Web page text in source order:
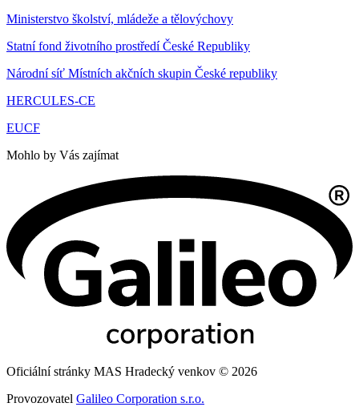
Ministerstvo školství, mládeže a tělovýchovy
Statní fond životního prostředí České Republiky
Národní síť Místních akčních skupin České republiky
HERCULES-CE
EUCF
Mohlo by Vás zajímat
Oficiální stránky MAS Hradecký venkov © 2026
Provozovatel Galileo Corporation s.r.o.